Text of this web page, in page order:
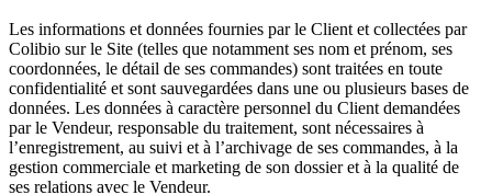
Les informations et données fournies par le Client et collectées par
Colibio sur le Site (telles que notamment ses nom et prénom, ses
coordonnées, le détail de ses commandes) sont traitées en toute
confidentialité et sont sauvegardées dans une ou plusieurs bases de
données. Les données à caractère personnel du Client demandées
par le Vendeur, responsable du traitement, sont nécessaires à
l’enregistrement, au suivi et à l’archivage de ses commandes, à la
gestion commerciale et marketing de son dossier et à la qualité de
ses relations avec le Vendeur.